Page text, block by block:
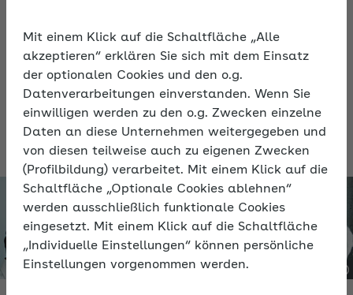
Mit einem Klick auf die Schaltfläche „Alle
akzeptieren“ erklären Sie sich mit dem Einsatz
der optionalen Cookies und den o.g.
Datenverarbeitungen einverstanden. Wenn Sie
einwilligen werden zu den o.g. Zwecken einzelne
Daten an diese Unternehmen weitergegeben und
von diesen teilweise auch zu eigenen Zwecken
(Profilbildung) verarbeitet. Mit einem Klick auf die
Schaltfläche „Optionale Cookies ablehnen“
werden ausschließlich funktionale Cookies
eingesetzt. Mit einem Klick auf die Schaltfläche
„Individuelle Einstellungen“ können persönliche
Einstellungen vorgenommen werden.
kann die Methoden des positiven Führens
nutzen. Der Führungsansatz basiert auf
der Wissenschaft vom gelingenden Leben,
der Positiven Psychologie.